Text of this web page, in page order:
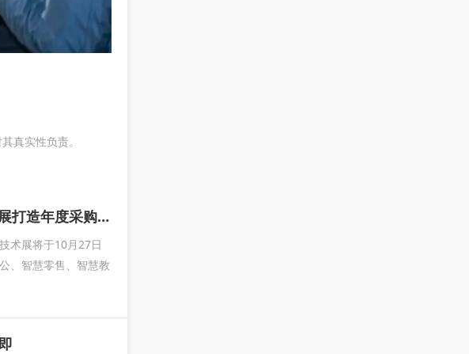
真实性负责。
头部企业云集、全球买家汇聚，2026深圳商用显示技术展打造年度采购现场
术展将于10月27日
、智慧零售、智慧教